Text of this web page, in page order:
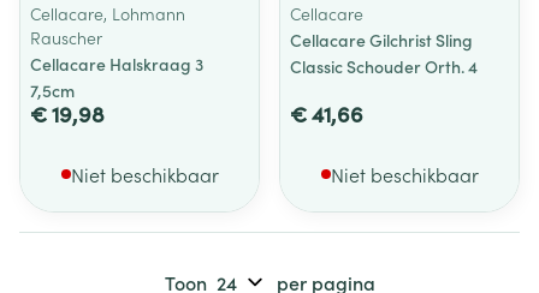
Cellacare, Lohmann
Rauscher
Cellacare Halskraag 3
7,5cm
€ 19,98
Niet beschikbaar
Cellacare
Cellacare Gilchrist Sling
Classic Schouder Orth. 4
€ 41,66
Niet beschikbaar
Toon per pagina